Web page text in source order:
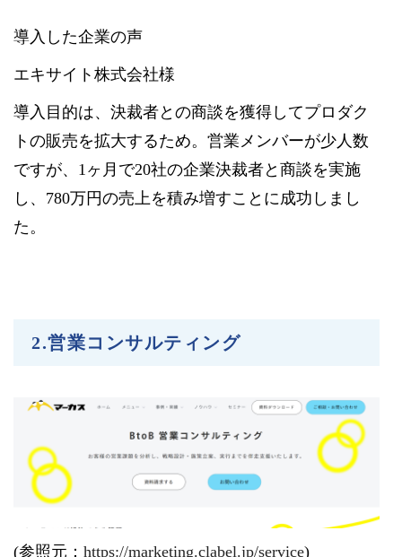
導入した企業の声
エキサイト株式会社様
導入目的は、決裁者との商談を獲得してプロダク
トの販売を拡大するため。営業メンバーが少人数
ですが、1ヶ月で20社の企業決裁者と商談を実施
し、780万円の売上を積み増すことに成功しまし
た。
2.営業コンサルティング
(参照元： https://marketing.clabel.jp/service)